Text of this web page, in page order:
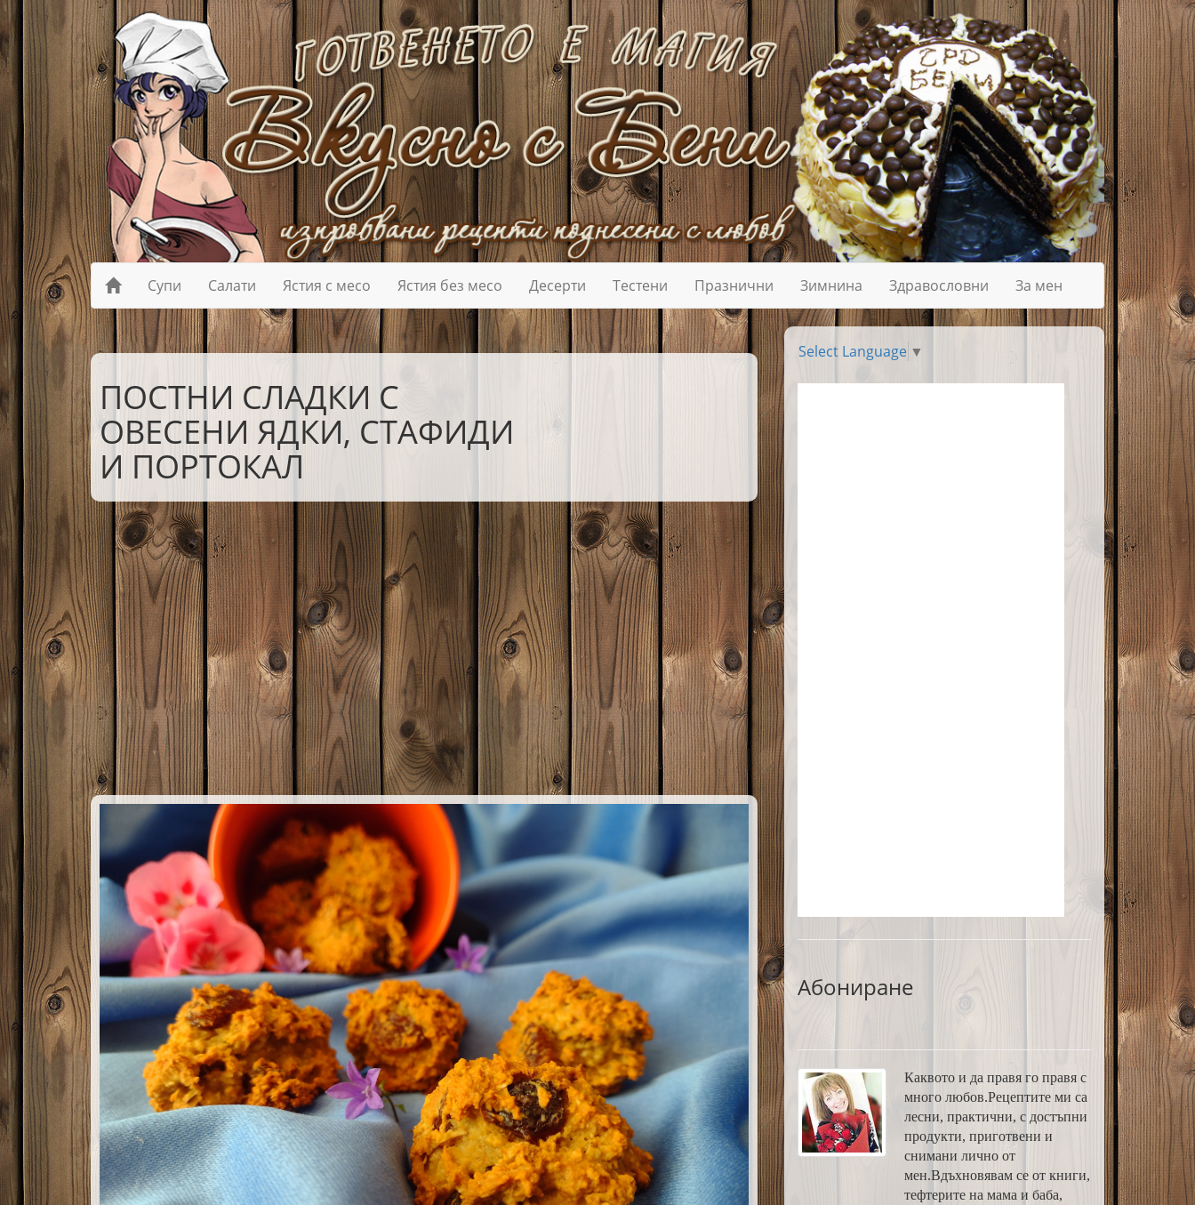
Супи Салати Ястия с месо Ястия без месо Десерти Тестени Празнични Зимнина Здравословни За мен
ПОСТНИ СЛАДКИ С
ОВЕСЕНИ ЯДКИ, СТАФИДИ
И ПОРТОКАЛ
Select Language ▼
Абониране
Каквото и да правя го правя с
много любов.Рецептите ми са
лесни, практични, с достъпни
продукти, приготвени и
снимани лично от
мен.Вдъхновявам се от книги,
тефтерите на мама и баба,